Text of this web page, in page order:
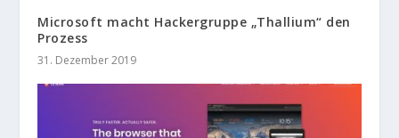
Microsoft macht Hackergruppe „Thallium“ den
Prozess
31. Dezember 2019